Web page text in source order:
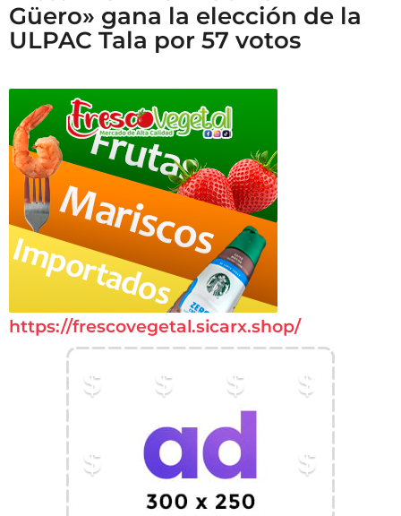
Güero» gana la elección de la
ULPAC Tala por 57 votos
https://frescovegetal.sicarx.shop/